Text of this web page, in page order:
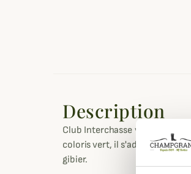
Description
Club Interchasse vous
coloris vert, il s'adaptera à
gibier.